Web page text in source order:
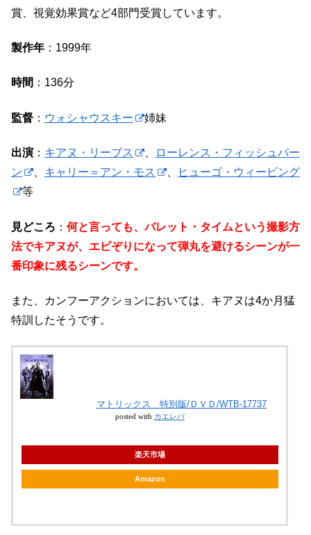
賞、視覚効果賞など4部門受賞しています。
製作年 ：1999年
時間 ：136分
監督 ： ウォシャウスキー 姉妹
出演 ： キアヌ・リーブス
ローレンス・フィッシュバー
ン
キャリー＝アン・モス
ヒューゴ・ウィービング
等
見どころ ： 何と言っても、バレット・タイムという撮影方
法でキアヌが、エビぞりになって弾丸を避けるシーンが一
番印象に残るシーンです。
また、カンフーアクションにおいては、キアヌは4か月猛
特訓したそうです。
マトリックス 特別版/ＤＶＤ/WTB-17737
posted with カエレバ
楽天市場
Amazon